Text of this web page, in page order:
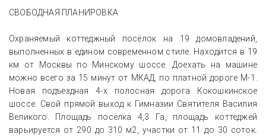
СВОБОДНАЯ ПЛАНИРОВКА
Охраняемый коттеджный посёлок на 19 домовладений,
выполненных в едином современном стиле. Находится в 19
км от Москвы по Минскому шоссе. Доехать на машине
можно всего за 15 минут от МКАД, по платной дороге М-1.
Новая подъездная 4-х полосная дорога Кокошкинское
шоссе. Свой прямой выход к Гимназии Святителя Василия
Великого. Площадь посёлка 4,3 Га, площадь коттеджей
варьируется от 290 до 310 м2, участки от 11 до 30 соток.